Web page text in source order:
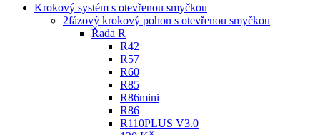
Krokový systém s otevřenou smyčkou
2fázový krokový pohon s otevřenou smyčkou
Řada R
R42
R57
R60
R85
R86mini
R86
R110PLUS V3.0